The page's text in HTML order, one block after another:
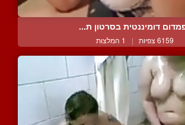
דומיננטית בסרטון ת...
6159 צפיות | 1 המלצות